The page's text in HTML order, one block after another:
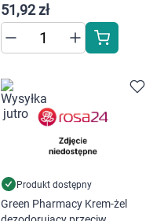
51,92 zł
Produkt dostępny
Green Pharmacy Krem-żel